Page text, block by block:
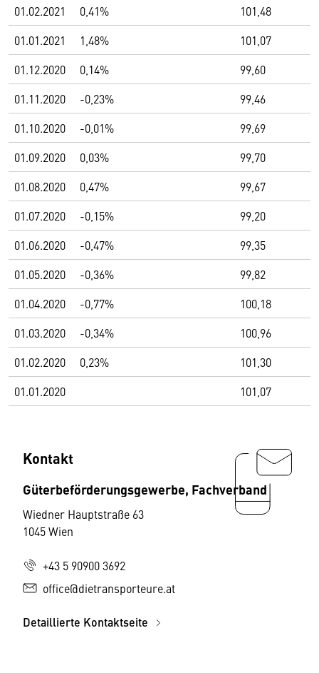
01.02.2021 0,41%
101,48
01.01.2021
1,48%
101,07
01.12.2020
0,14%
99,60
01.11.2020
-0,23%
99,46
01.10.2020
-0,01%
99,69
01.09.2020
0,03%
99,70
01.08.2020
0,47%
99,67
01.07.2020
-0,15%
99,20
01.06.2020
-0,47%
99,35
01.05.2020
-0,36%
99,82
01.04.2020
-0,77%
100,18
01.03.2020
-0,34%
100,96
01.02.2020
0,23%
101,30
01.01.2020
101,07
Kontakt
Güterbeförderungsgewerbe, Fachverband
Wiedner Hauptstraße 63
1045 Wien
+43 5 90900 3692
office@dietransporteure.at
Detaillierte Kontaktseite